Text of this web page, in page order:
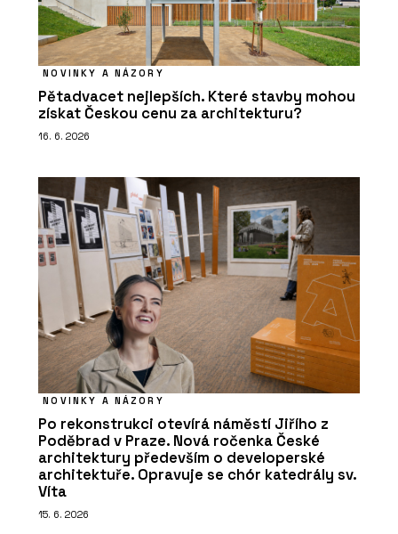
NOVINKY A NÁZORY
Pětadvacet nejlepších. Které stavby mohou
získat Českou cenu za architekturu?
16. 6. 2026
NOVINKY A NÁZORY
Po rekonstrukci otevírá náměstí Jiřího z
Poděbrad v Praze. Nová ročenka České
architektury především o developerské
architektuře. Opravuje se chór katedrály sv.
Víta
15. 6. 2026